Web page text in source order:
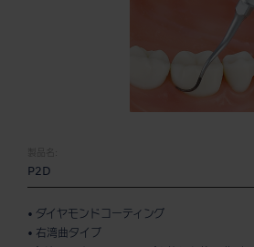
製品名:
P2D
• ダイヤモンドコーティング
• 右湾曲タイプ